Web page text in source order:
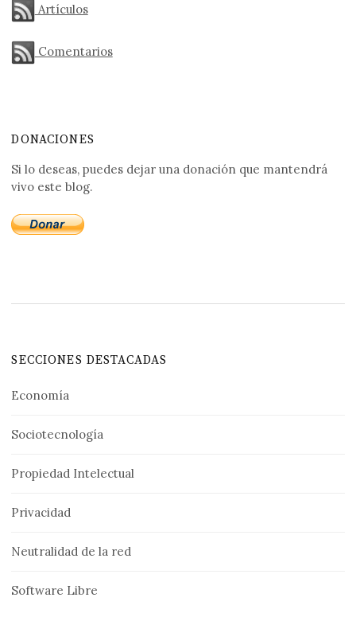
Artículos
Comentarios
DONACIONES
Si lo deseas, puedes dejar una donación que mantendrá
vivo este blog.
SECCIONES DESTACADAS
Economía
Sociotecnología
Propiedad Intelectual
Privacidad
Neutralidad de la red
Software Libre